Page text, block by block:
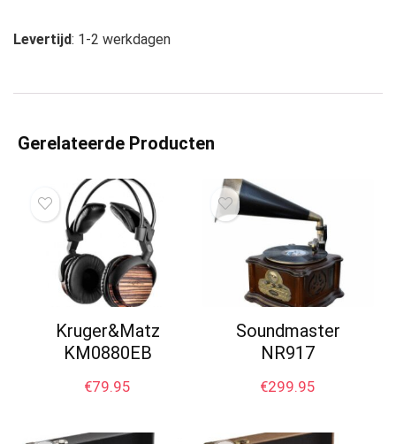
Levertijd: 1-2 werkdagen
Gerelateerde Producten
Kruger&Matz
KM0880EB
€79.95
Soundmaster
NR917
€299.95